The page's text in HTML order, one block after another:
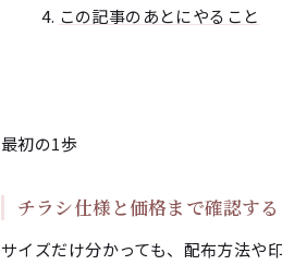
この記事のあとにやること
最初の1歩
チラシ仕様と価格まで確認する
サイズだけ分かっても、配布方法や